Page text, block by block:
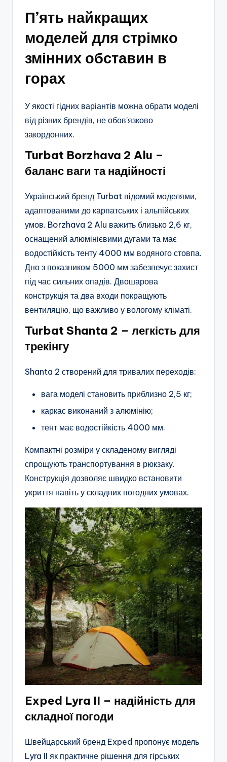
П’ять найкращих
моделей для стрімко
змінних обставин в
горах
У якості гідних варіантів можна обрати моделі
від різних брендів, не обов’язково
закордонних.
Turbat Borzhava 2 Alu –
баланс ваги та надійності
Український бренд Turbat відомий моделями,
адаптованими до карпатських і альпійських
умов. Borzhava 2 Alu важить близько 2,6 кг,
оснащений алюмінієвими дугами та має
водостійкість тенту 4000 мм водяного стовпа.
Дно з показником 5000 мм забезпечує захист
під час сильних опадів. Двошарова
конструкція та два входи покращують
вентиляцію, що важливо у вологому кліматі.
Turbat Shanta 2 – легкість для
трекінгу
Shanta 2 створений для тривалих переходів:
вага моделі становить приблизно 2,5 кг;
каркас виконаний з алюмінію;
тент має водостійкість 4000 мм.
Компактні розміри у складеному вигляді
спрощують транспортування в рюкзаку.
Конструкція дозволяє швидко встановити
укриття навіть у складних погодних умовах.
Exped Lyra II – надійність для
складної погоди
Швейцарський бренд Exped пропонує модель
Lyra II як практичне рішення для гірських